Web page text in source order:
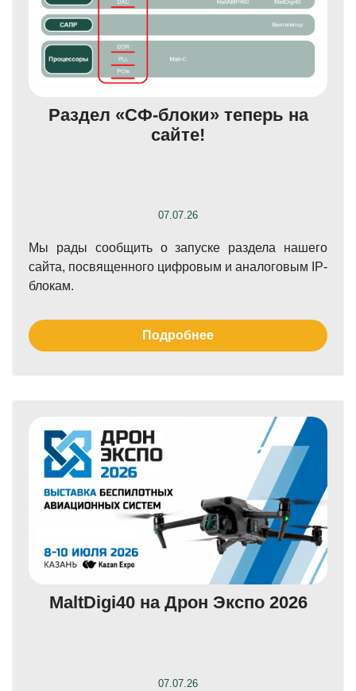
Раздел «СФ-блоки» теперь на
сайте!
07.07.26
Мы рады сообщить о запуске раздела нашего
сайта, посвященного цифровым и аналоговым IP-
блокам.
Подробнее
MaltDigi40 на Дрон Экспо 2026
07.07.26